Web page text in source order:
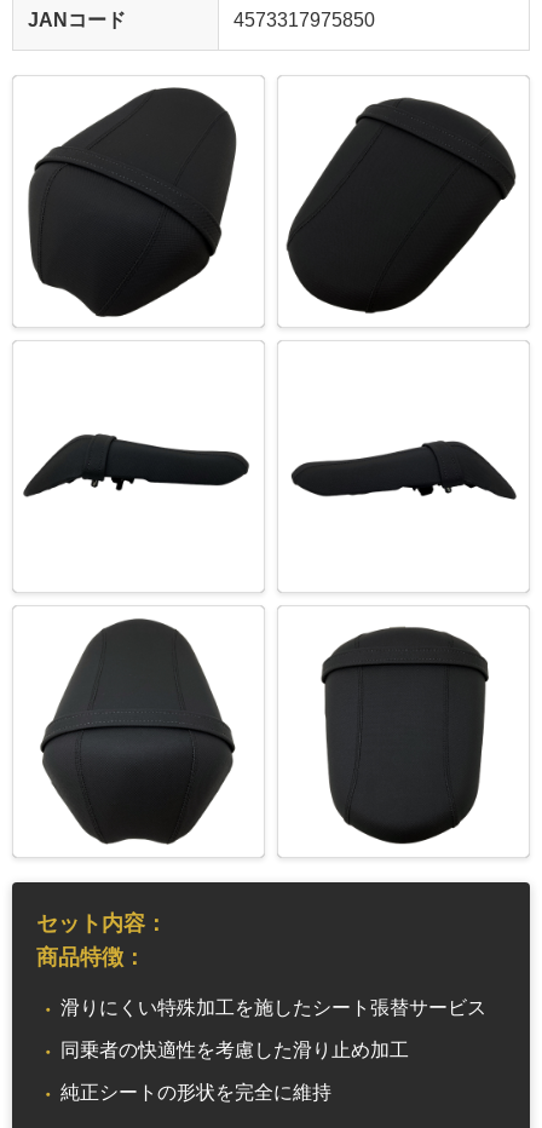
JANコード 4573317975850
セット内容：
商品特徴：
滑りにくい特殊加工を施したシート張替サービス
同乗者の快適性を考慮した滑り止め加工
純正シートの形状を完全に維持